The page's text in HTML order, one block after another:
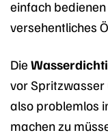
einfach
versehentliches
Die
vor Spritzwasser
also problemlos
machen zu